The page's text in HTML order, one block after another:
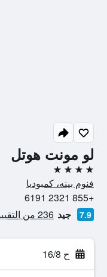
لو مونت هوتل
4 نجوم
فنوم بينه، كمبوديا
+855 2321 6191
7.9 جيد 236 من التقييمات تم التحقق منها
ح 16/8